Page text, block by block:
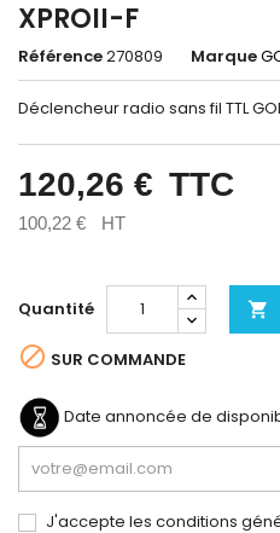
XPROII-F
Référence270809 Marque
Déclencheur radio sans fil TTL
120,26 € TTC
100,22 € HT
Quantité 
 SUR COMMANDE
Date annoncée de
J'accepte les conditions